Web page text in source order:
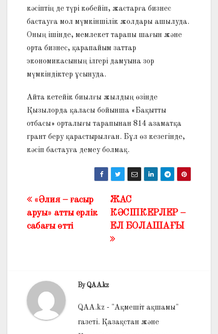
кәсіптің де түрі көбейіп, жастарға бизнес
бастауға мол мүмкіншілік жолдары ашылуда.
Оның ішінде, мемлекет тарапы шағын және
орта бизнес, қарапайым заттар
экономикасының ілгері дамуына зор
мүмкіндіктер ұсынуда.
Айта кетейік биылғы жылдың өзінде
Қызылорда қаласы бойынша «Бақытты
отбасы» орталығы тарапынан 814 азаматқа
грант беру қарастырылған. Бұл өз кезегінде,
кәсіп бастауға демеу болмақ.
Жазба
навигациясы
ЖАС
КӘСІПКЕРЛЕР –
ЕЛ БОЛАШАҒЫ
«Әлия – ғасыр
аруы» атты ерлік
сабағы өтті
ByQAA.kz
QAA.kz - "Ақмешіт ақшамы"
газеті. Қазақстан және